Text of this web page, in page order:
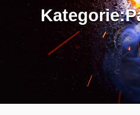
Kategorie: